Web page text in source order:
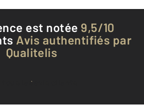
est notée 9,5/10
Avis authentifiés par
Qualitelis
tous les avis clients